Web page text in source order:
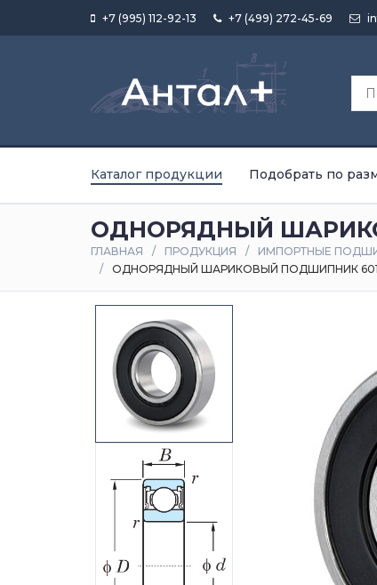
+7 (995) 112-92-13 +7 (499) 272-45-69
Каталог продукции Подобрать по
ОДНОРЯДНЫЙ
ГЛАВНАЯ ПРОДУКЦИЯ ИМПОРТНЫЕ
ОДНОРЯДНЫЙ ШАРИКОВЫЙ ПОДШИПНИК 6016